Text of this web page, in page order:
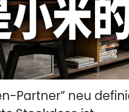
Partner” neu